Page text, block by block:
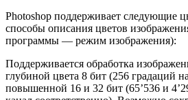
Photoshop поддерживает следующие
способы описания цветов
программы — режим изображения):
Поддерживается обработка
глубиной цвета 8 бит (256 градаций
повышенной 16 и 32 бит (65’536 и